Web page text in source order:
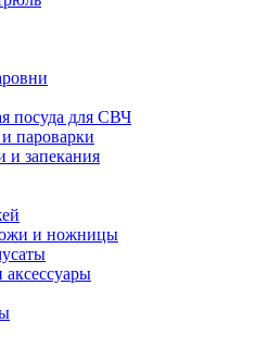
посуда для СВЧ
пароварки
и запекания
и ножницы